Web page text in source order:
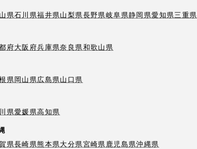
県石川県福井県山梨県長野県岐阜県静岡県愛知県三重県
府大阪府兵庫県奈良県和歌山県
県岡山県広島県山口県
県愛媛県高知県
県長崎県熊本県大分県宮崎県鹿児島県沖縄県